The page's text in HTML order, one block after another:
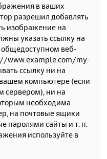
в ваших
разрешил добавлять
изображение на
указать ссылку на
веб-
www.example.com/my-
ссылку ни на
компьютере (если
сервером), ни на
необходима
на почтовые ящики
паролями сайты и т. п.
используйте в